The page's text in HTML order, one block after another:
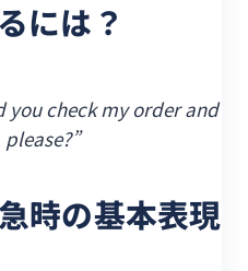
には？
you check my order and
時の基本表現